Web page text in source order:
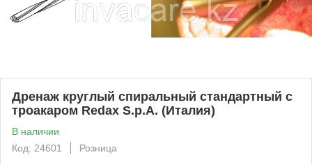
Дренаж круглый спиральный стандартный с
троакаром Redax S.p.A. (Италия)
В наличии
Код: 24601
Розница